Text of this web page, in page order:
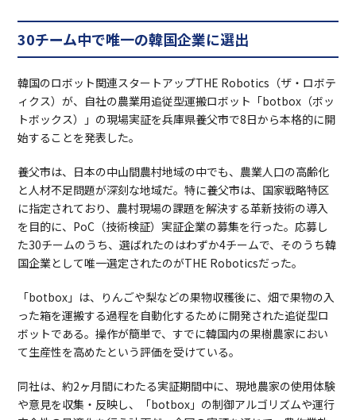
30チーム中で唯一の韓国企業に選出
韓国のロボット関連スタートアップTHE Robotics（ザ・ロボテ
ィクス）が、自社の農業用追従型運搬ロボット「botbox（ボッ
トボックス）」の現場実証を兵庫県養父市で8日から本格的に開
始することを発表した。
養父市は、日本の中山間農村地域の中でも、農業人口の高齢化
と人材不足問題が深刻な地域だ。特に養父市は、国家戦略特区
に指定されており、農村現場の課題を解決する革新技術の導入
を目的に、PoC（技術検証）実証企業の募集を行った。応募し
た30チームのうち、選ばれたのはわずか4チームで、そのうち韓
国企業として唯一選定されたのがTHE Roboticsだった。
「botbox」は、りんごや梨などの果物収穫後に、畑で果物の入
った箱を運搬する過程を自動化するために開発された追従型ロ
ボットである。操作が簡単で、すでに韓国内の果樹農家におい
て生産性を高めたという評価を受けている。
同社は、約2ヶ月間にわたる実証期間中に、現地農家の使用体験
や意見を収集・反映し、「botbox」の制御アルゴリズムや運行